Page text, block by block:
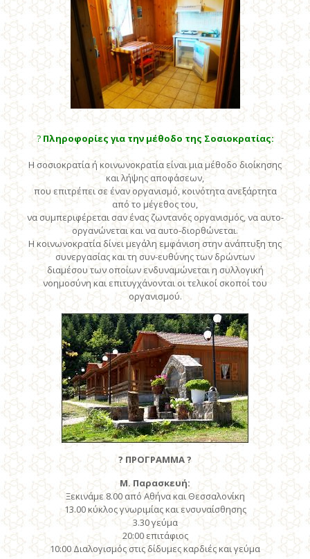
?Πληροφορίες για την μέθοδο της Σοσιοκρατίας:
Η σοσιοκρατία ή κοινωνοκρατία είναι μια μέθοδο διοίκησης
και λήψης αποφάσεων,
που επιτρέπει σε έναν οργανισμό, κοινότητα ανεξάρτητα
από το μέγεθος του,
να συμπεριφέρεται σαν ένας ζωντανός οργανισμός, να αυτο-
οργανώνεται και να αυτο-διορθώνεται.
Η κοινωνοκρατία δίνει μεγάλη εμφάνιση στην ανάπτυξη της
συνεργασίας και τη συν-ευθύνης των δρώντων
διαμέσου των οποίων ενδυναμώνεται η συλλογική
νοημοσύνη και επιτυγχάνονται οι τελικοί σκοποί του
οργανισμού.
? ΠΡΟΓΡΑΜΜΑ?
Μ. Παρασκευή:
Ξεκινάμε 8.00 από Αθήνα και Θεσσαλονίκη
13.00 κύκλος γνωριμίας και ενσυναίσθησης
3.30 γεύμα
20:00 επιτάφιος
10:00 Διαλογισμός στις δίδυμες καρδιές και γεύμα